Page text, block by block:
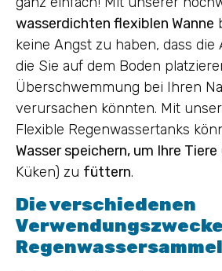
wasserdichten flexiblen Wanne
keine Angst zu haben, dass die
die Sie auf dem Boden
Überschwemmung bei Ihren
verursachen könnten. Mit
Flexible Regenwassertanks
Wasser speichern, um Ihre Tiere
Küken) zu füttern.
Die verschiedenen